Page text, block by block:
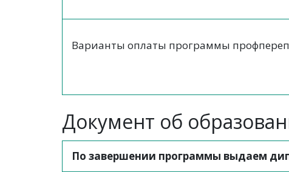
Варианты оплаты программы
Документ об
По завершении программы выдаем